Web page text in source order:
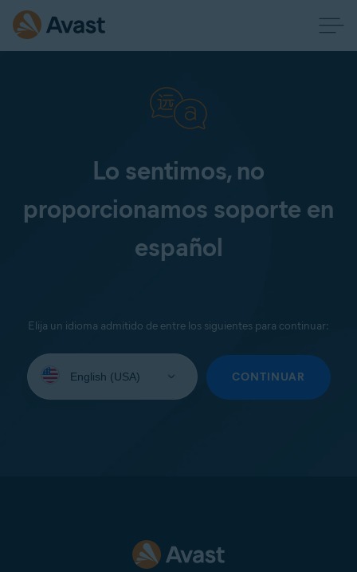
Lo sentimos, no
proporcionamos soporte en
español
Elija un idioma admitido de entre los siguientes para continuar:
su
CONTINUAR